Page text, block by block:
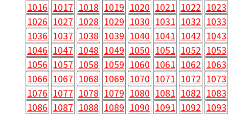
1016 1017 1018 1019 1020 1021 1022 1023
1026 1027 1028 1029 1030 1031 1032 1033
1036 1037 1038 1039 1040 1041 1042 1043
1046 1047 1048 1049 1050 1051 1052 1053
1056 1057 1058 1059 1060 1061 1062 1063
1066 1067 1068 1069 1070 1071 1072 1073
1076 1077 1078 1079 1080 1081 1082 1083
1086 1087 1088 1089 1090 1091 1092 1093